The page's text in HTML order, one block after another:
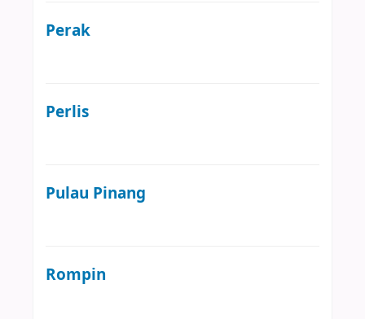
Perak
Perlis
Pulau Pinang
Rompin